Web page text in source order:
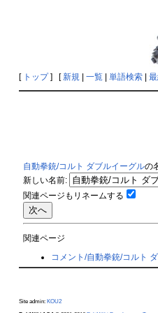
[ トップ] [新規| 一覧| 単語検索|
自動拳銃/コルト ダブルイーグルの
新しい名前:
関連ページもリネームする
関連ページ
コメント/自動拳銃/コルト
Site admin: KOU2